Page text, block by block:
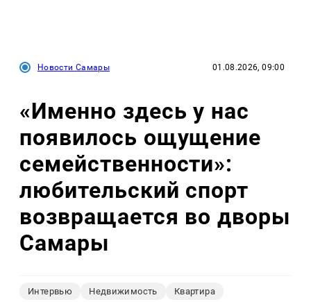
Новости Самары 01.08.2026, 09:00
«Именно здесь у нас
появилось ощущение
семейственности»:
любительский спорт
возвращается во дворы
Самары
Интервью Недвижимость Квартира